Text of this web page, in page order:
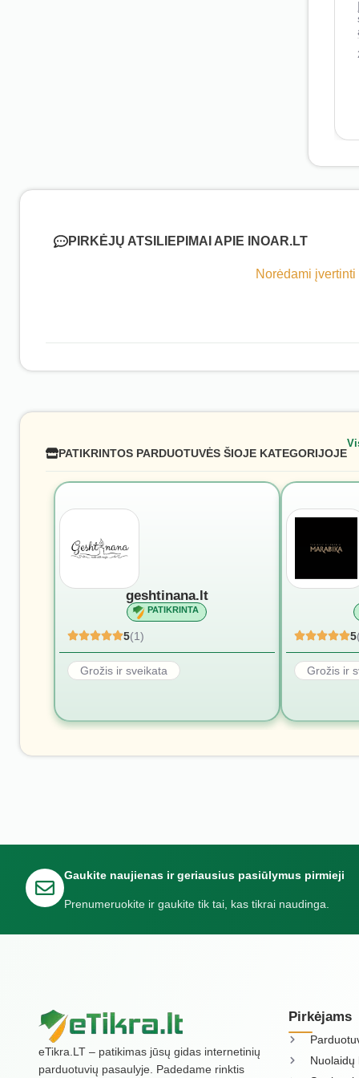
PIRKĖJŲ ATSILIEPIMAI APIE INOAR.LT
Norėdami
PATIKRINTOS PARDUOTUVĖS ŠIOJE KATEGORIJOJE
geshtinana.lt
PATIKRINTA
5(1)
Grožis ir sveikata
5
Grožis ir
Gaukite naujienas ir geriausius pasiūlymus pirmieji
Prenumeruokite ir gaukite tik tai, kas tikrai naudinga.
eTikra.LT – patikimas jūsų gidas internetinių
parduotuvių pasaulyje. Padedame rinktis
Pirkėjams
Nuolaidų